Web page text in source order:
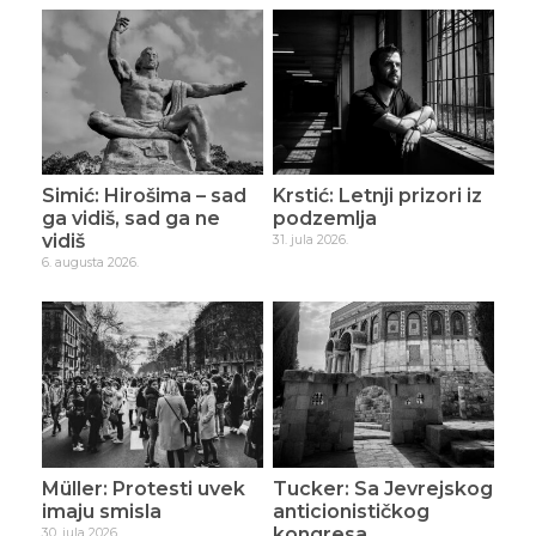
Simić: Hirošima – sad
ga vidiš, sad ga ne
vidiš
6. augusta 2026.
Krstić: Letnji prizori iz
podzemlja
31. jula 2026.
Müller: Protesti uvek
imaju smisla
Tucker: Sa Jevrejskog
anticionističkog